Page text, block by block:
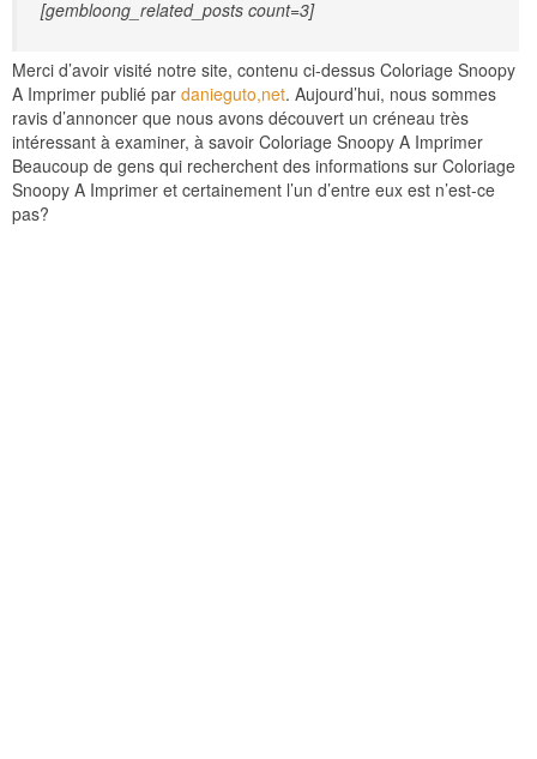
[gembloong_related_posts count=3]
Merci d’avoir visité notre site, contenu ci-dessus Coloriage Snoopy
A Imprimer publié par danieguto,net. Aujourd’hui, nous sommes
ravis d’annoncer que nous avons découvert un créneau très
intéressant à examiner, à savoir Coloriage Snoopy A Imprimer
Beaucoup de gens qui recherchent des informations sur Coloriage
Snoopy A Imprimer et certainement l’un d’entre eux est n’est-ce
pas?